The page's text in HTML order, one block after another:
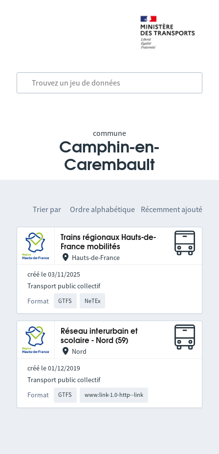
commune
Camphin-en-
Carembault
Trier par Ordre alphabétique Récemment ajouté
Trains régionaux Hauts-de-
France mobilités
Hauts-de-France
créé le 03/11/2025
Format GTFS NeTEx
Transport public collectif
Réseau interurbain et
scolaire - Nord (59)
Nord
créé le 01/12/2019
Format GTFS www:link-1.0-http--link
Transport public collectif